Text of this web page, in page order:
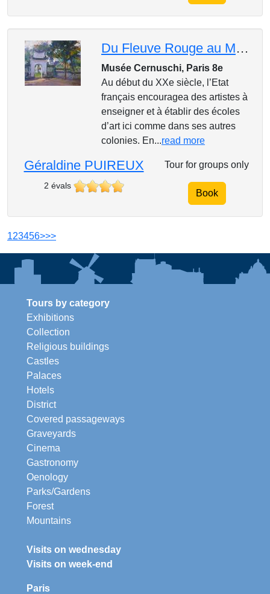
Du Fleuve Rouge au Mékong, visions du Vietnam
Musée Cernuschi, Paris 8e
Au début du XXe siècle, l’Etat
français encouragea des artistes à
enseigner et à établir des écoles
d’art ici comme dans ses autres
colonies. En...read more
Géraldine PUIREUX
2 évals
Tour for groups only
Book
123456>>>
Tours by category
Exhibitions
Collection
Religious buildings
Castles
Palaces
Hotels
District
Covered passageways
Graveyards
Cinema
Gastronomy
Oenology
Parks/Gardens
Forest
Mountains
Visits on wednesday
Visits on week-end
Paris